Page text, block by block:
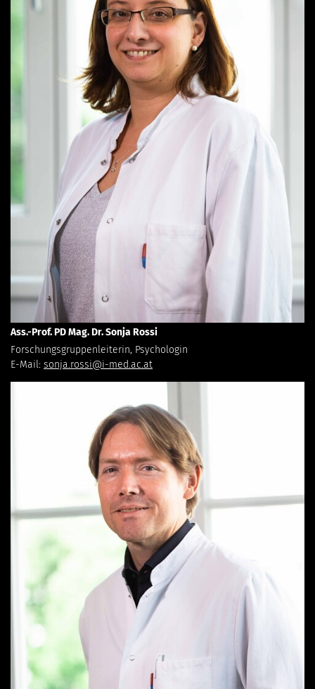
Ass.-Prof. PD Mag. Dr. Sonja Rossi
Forschungsgruppenleiterin, Psychologin
E-Mail: sonja.rossi@i-med.ac.at